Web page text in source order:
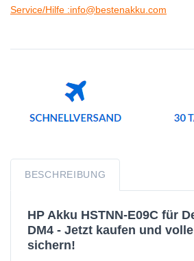
Service/Hilfe :info@bestenakku.com
BESCHREIBUNG
HP Akku HSTNN-E09C für
DM4 - Jetzt kaufen und
sichern!